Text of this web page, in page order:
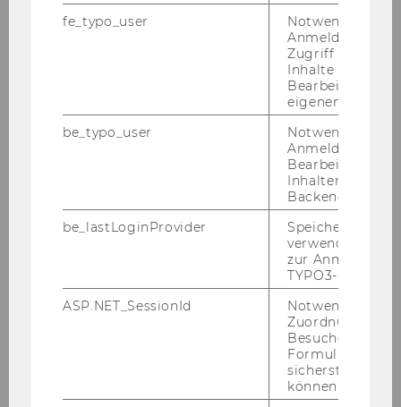
fe_typo_user
Notwendig für
Anmeldung und
Zugriff auf
Inhalte oder zur
Bearbeitung des
eigenen Profils.
be_typo_user
Notwendig für
Anmeldung und
Bearbeitung von
Inhalten im
Backend.
be_lastLoginProvider
Speichert die
verwendete
zur Anmeldung
TYPO3-Backend.
ASP.NET_SessionId
Notwendig, um
Zuordnung von
Besucher zu
sicherstellen zu
können.